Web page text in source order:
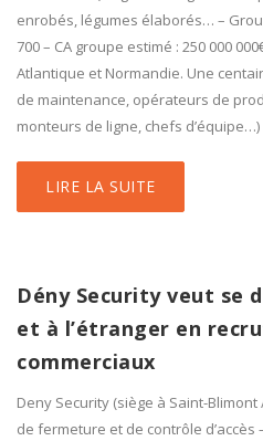
enrobés, légumes élaborés… –
700 – CA groupe estimé : 250 000
Atlantique et Normandie. Une
de maintenance, opérateurs de
monteurs de ligne, chefs
LIRE LA SUITE
Dény Security veut se
et à l’étranger en
commerciaux
Deny Security (siège à Saint-
de fermeture et de contrôle d’accès